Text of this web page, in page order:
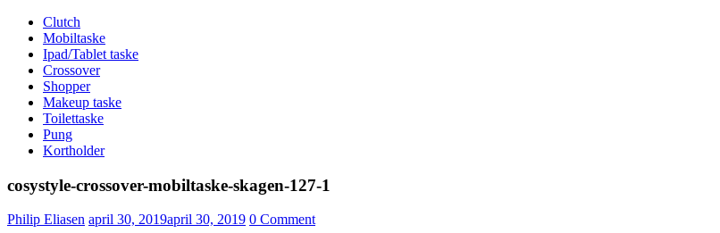
Clutch
Mobiltaske
Ipad/Tablet taske
Crossover
Shopper
Makeup taske
Toilettaske
Pung
Kortholder
cosystyle-crossover-mobiltaske-skagen-127-1
Philip Eliasen Udgivet
april 30, 2019april 30, 2019 0 Comment